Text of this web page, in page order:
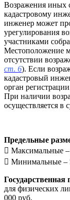
Возражения иных
кадастровому
инженер может
урегулирования
участниками
Местоположение
отсутствии
ст. 6). Если
кадастровый
орган
При наличии
осуществляется в
Предельные
 Максимальные
 Минимальные –
для физических
000 руб.